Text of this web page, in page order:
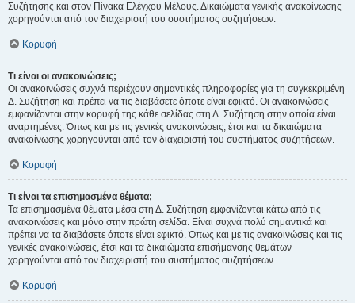
Συζήτησης και στον Πίνακα Ελέγχου Μέλους. Δικαιώματα γενικής ανακοίνωσης
χορηγούνται από τον διαχειριστή του συστήματος συζητήσεων.
Κορυφή
Τι είναι οι ανακοινώσεις;
Οι ανακοινώσεις συχνά περιέχουν σημαντικές πληροφορίες για τη συγκεκριμένη
Δ. Συζήτηση και πρέπει να τις διαβάσετε όποτε είναι εφικτό. Οι ανακοινώσεις
εμφανίζονται στην κορυφή της κάθε σελίδας στη Δ. Συζήτηση στην οποία είναι
αναρτημένες. Όπως και με τις γενικές ανακοινώσεις, έτσι και τα δικαιώματα
ανακοίνωσης χορηγούνται από τον διαχειριστή του συστήματος συζητήσεων.
Κορυφή
Τι είναι τα επισημασμένα θέματα;
Τα επισημασμένα θέματα μέσα στη Δ. Συζήτηση εμφανίζονται κάτω από τις
ανακοινώσεις και μόνο στην πρώτη σελίδα. Είναι συχνά πολύ σημαντικά και
πρέπει να τα διαβάσετε όποτε είναι εφικτό. Όπως και με τις ανακοινώσεις και τις
γενικές ανακοινώσεις, έτσι και τα δικαιώματα επισήμανσης θεμάτων
χορηγούνται από τον διαχειριστή του συστήματος συζητήσεων.
Κορυφή